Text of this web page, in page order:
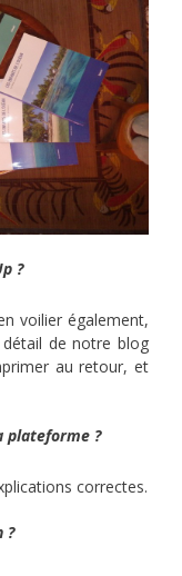
?
voilier également,
de notre blog
au retour, et
plateforme ?
correctes.
?